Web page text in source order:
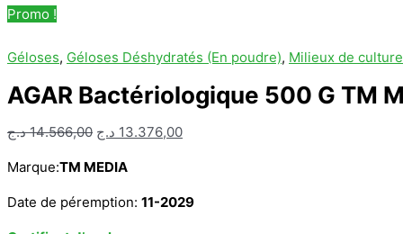
Promo !
Géloses, Géloses Déshydratés (En poudre), Milieux de
AGAR Bactériologique 500 G TM
14.566,00 د.ج
Le
initial
était :
13.376,00 د.ج
Le
est :
Marque:TM MEDIA
Date de péremption: 11-2029